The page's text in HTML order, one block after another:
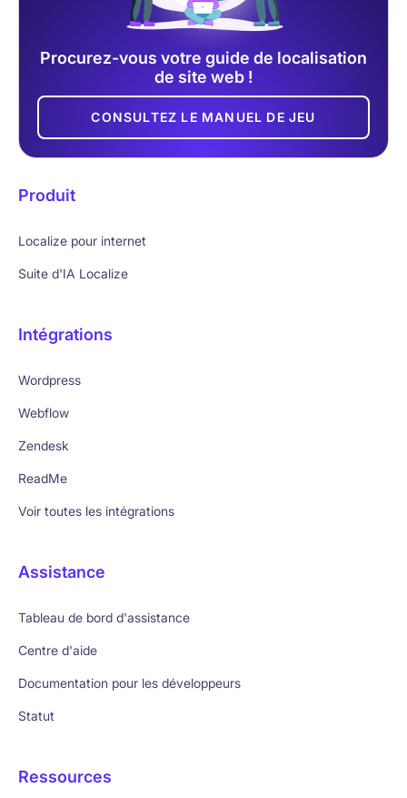
Procurez-vous votre guide de localisation
de site web !
CONSULTEZ LE MANUEL DE JEU
Produit
Localize pour internet
Suite d'IA Localize
Intégrations
Wordpress
Webflow
Zendesk
ReadMe
Voir toutes les intégrations
Assistance
Tableau de bord d'assistance
Centre d'aide
Documentation pour les développeurs
Statut
Ressources